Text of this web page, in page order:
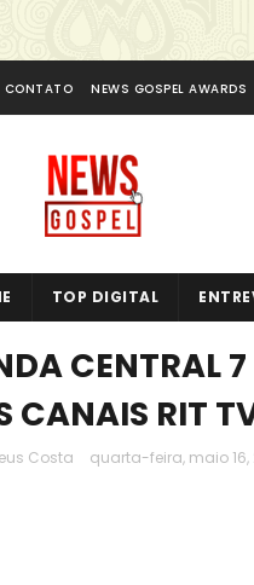
CONTATO NEWS GOSPEL AWARDS
TOP DIGITAL
CENTRAL
Costa quarta-feira, maio 16,